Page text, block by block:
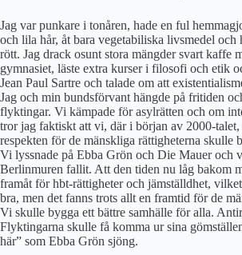
Jag var punkare i tonåren, hade en ful
och lila hår, åt bara vegetabiliska livsmedel och
rött. Jag drack osunt stora mängder svart kaffe
gymnasiet, läste extra kurser i filosofi och etik
Jean Paul Sartre och talade om att
Jag och min bundsförvant hängde på fritiden
flyktingar. Vi kämpade för asylrätten och om
tror jag faktiskt att vi, där i början av 2000-
respekten för de mänskliga rättigheterna skulle
Vi lyssnade på Ebba Grön och Die Mauer och
Berlinmuren fallit. Att den tiden nu låg bakom
framåt för hbt-rättigheter och jämställdhet,
bra, men det fanns trots allt en framtid för de
Vi skulle bygga ett bättre samhälle för alla.
Flyktingarna skulle få komma ur sina
här” som Ebba Grön sjöng.